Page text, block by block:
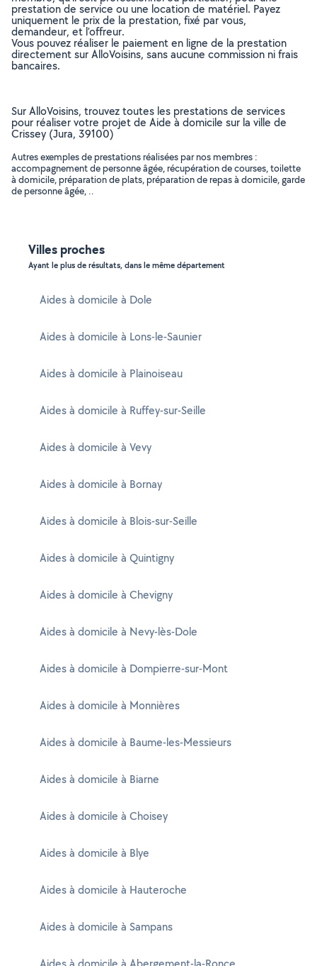
prestation de service ou une location de matériel. Payez
uniquement le prix de la prestation, fixé par vous,
demandeur, et l’offreur.
Vous pouvez réaliser le paiement en ligne de la prestation
directement sur AlloVoisins, sans aucune commission ni frais
bancaires.
Sur AlloVoisins, trouvez toutes les prestations de services
pour réaliser votre projet de Aide à domicile sur la ville de
Crissey (Jura, 39100)
Autres exemples de prestations réalisées par nos membres :
accompagnement de personne âgée, récupération de courses, toilette
à domicile, préparation de plats, préparation de repas à domicile, garde
de personne âgée, ..
Villes proches
Ayant le plus de résultats, dans le même département
Aides à domicile à Dole
Aides à domicile à Lons-le-Saunier
Aides à domicile à Plainoiseau
Aides à domicile à Ruffey-sur-Seille
Aides à domicile à Vevy
Aides à domicile à Bornay
Aides à domicile à Blois-sur-Seille
Aides à domicile à Quintigny
Aides à domicile à Chevigny
Aides à domicile à Nevy-lès-Dole
Aides à domicile à Dompierre-sur-Mont
Aides à domicile à Monnières
Aides à domicile à Baume-les-Messieurs
Aides à domicile à Biarne
Aides à domicile à Choisey
Aides à domicile à Blye
Aides à domicile à Hauteroche
Aides à domicile à Sampans